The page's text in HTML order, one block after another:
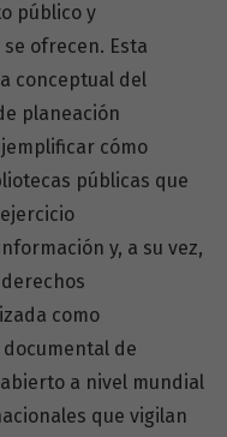
público y
ofrecen. Esta
conceptual del
planeación
cómo
públicas que
y, a su vez,
como
de
a nivel mundial
que vigilan